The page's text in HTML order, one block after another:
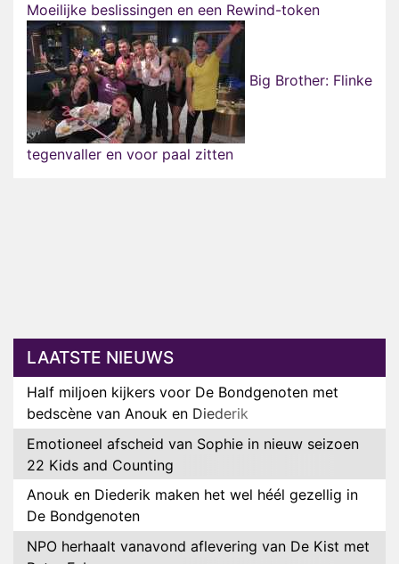
Moeilijke beslissingen en een Rewind-token
Big Brother: Flinke
tegenvaller en voor paal zitten
LAATSTE NIEUWS
Half miljoen kijkers voor De Bondgenoten met
bedscène van Anouk en Diederik
Emotioneel afscheid van Sophie in nieuw seizoen
22 Kids and Counting
Anouk en Diederik maken het wel héél gezellig in
De Bondgenoten
NPO herhaalt vanavond aflevering van De Kist met